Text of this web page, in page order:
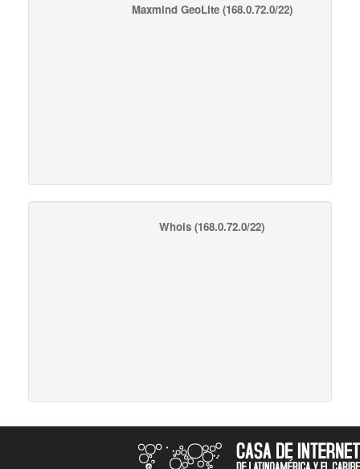
Maxmind GeoLite(168.0.72.0/22)
Whois (168.0.72.0/22)